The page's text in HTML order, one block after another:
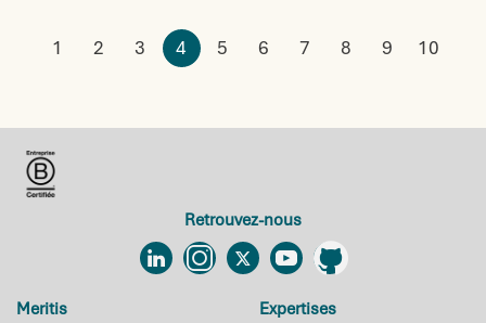
1 2 3 4 5 6 7 8 9 10
Retrouvez-nous
LinkedinInstagram
TwitterYouTubeGithub
Meritis
Expertises